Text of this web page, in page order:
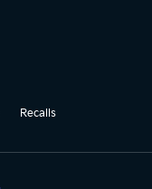
Recalls